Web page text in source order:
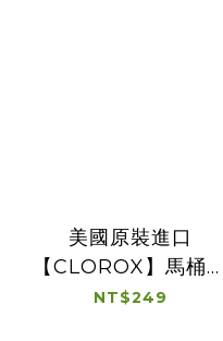
美國原裝進口
【CLOROX】馬桶清
潔漂白劑
NT$249